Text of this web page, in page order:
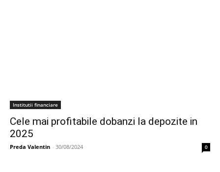
Institutii financiare
Cele mai profitabile dobanzi la depozite in
2025
Preda Valentin - 30/08/2024 0